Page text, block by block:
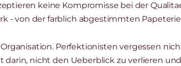
keine Kompromisse bei der
- von der farblich abgestimmten
Perfektionisten vergessen
darin, nicht den Ueberblick zu verlieren